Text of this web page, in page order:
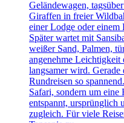
Geländewagen,
Giraffen in freier
einer Lodge oder einem
Später wartet mit
weißer Sand, Palmen,
angenehme Leichtigkeit
langsamer wird. Gerade
Rundreisen so
Safari, sondern um
entspannt, ursprünglich
zugleich. Für viele